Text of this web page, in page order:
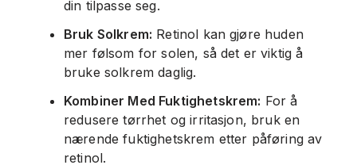
din tilpasse seg.
Bruk Solkrem: Retinol kan gjøre huden
mer følsom for solen, så det er viktig å
bruke solkrem daglig.
Kombiner Med Fuktighetskrem: For å
redusere tørrhet og irritasjon, bruk en
nærende fuktighetskrem etter påføring av
retinol.